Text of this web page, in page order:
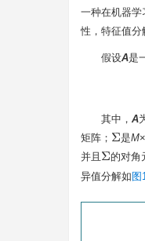
一种在机器
性，特征值分
假设A是
其中， A
矩阵； Σ 是M×
并且 Σ 的对角
异值分解如 图